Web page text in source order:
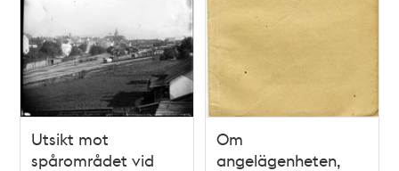
Utsikt mot
spårområdet vid
Om
angelägenheten,